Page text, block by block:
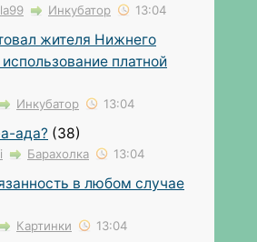
Инкубатор 13:04
жителя Нижнего
платной
Инкубатор 13:04
ада? (38)
Барахолка 13:04
в любом случае
Картинки 13:04